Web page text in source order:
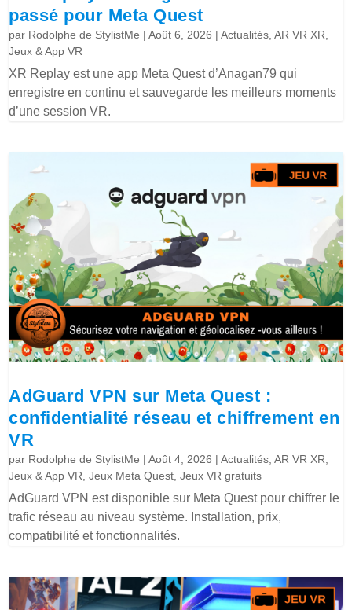
passé pour Meta Quest
par Rodolphe de StylistMe |Août 6, 2026 |Actualités ,AR VR XR
Jeux & App VR
XR Replay est une app Meta Quest d’Anagan79 qui
enregistre en continu et sauvegarde les meilleurs moments
d’une session VR.
AdGuard VPN sur Meta Quest :
confidentialité réseau et chiffrement en
VR
par Rodolphe de StylistMe |Août 4, 2026 |Actualités ,AR VR XR
Jeux & App VR ,Jeux Meta Quest ,Jeux VR gratuits
AdGuard VPN est disponible sur Meta Quest pour chiffrer le
trafic réseau au niveau système. Installation, prix,
compatibilité et fonctionnalités.